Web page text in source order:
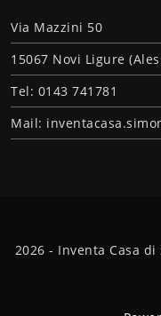
Via Mazzini 50
15067 Novi Ligure
Tel: 0143 741781
Mail:
2026 - Inventa Casa di